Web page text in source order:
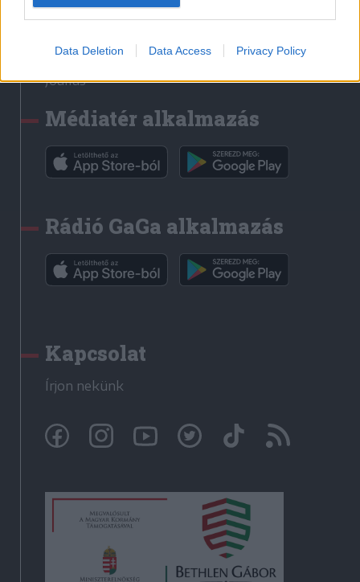
Data Deletion Data Access Privacy Policy
Főtér
Rádió GaGa
Jóállás
Médiatér alkalmazás
Rádió GaGa alkalmazás
Kapcsolat
Írjon nekünk